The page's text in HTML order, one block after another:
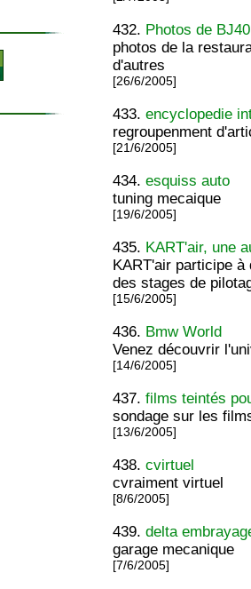
432. Photos de BJ40
photos de la
d'autres
[26/6/2005]
433.encyclopedie
regroupenment
[21/6/2005]
434.esquiss auto
tuning mecaique
[19/6/2005]
435. KART'air, une
KART'air participe
des stages de
[15/6/2005]
436. Bmw World
Venez découvrir
[14/6/2005]
437.films teintés
sondage sur les
[13/6/2005]
438.cvirtuel
cvraiment virtuel
[8/6/2005]
439.delta
garage mecanique
[7/6/2005]